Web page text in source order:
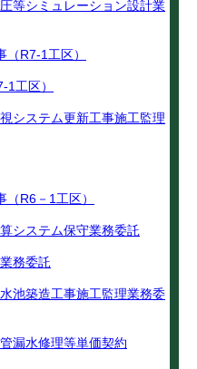
等シミュレーション設計業
R7-1工区）
工区）
システム更新工事施工監理
R6－1工区）
システム保守業務委託
務委託
池築造工事施工監理業務委
漏水修理等単価契約